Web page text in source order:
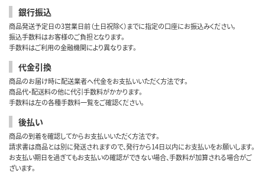
銀行振込
商品発送予定日の3営業日前（土日祝除く）までに指定の口座にお振込みください。
振込手数料はお客様のご負担となります。
手数料はご利用の金融機関により異なります。
代金引換
商品のお届け時に配送業者へ代金をお支払いいただく方法です。
商品代・配送料の他に代引手数料がかかります。
手数料は左の各種手数料一覧をご確認ください。
後払い
商品の到着を確認してからお支払いいただく方法です。
請求書は商品とは別に発送されますので、発行から14日以内にお支払いをお願いします。
お支払い期日を過ぎてもお支払いの確認ができない場合、手数料が加算される場合がご
ざいます。